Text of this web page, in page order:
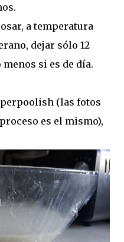
a temperatura
dejar sólo 12
si es de día.
(las fotos
es el mismo),